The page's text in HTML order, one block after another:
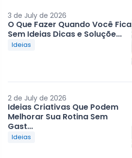
3 de July de 2026
O Que Fazer Quando Você Fica
Sem Ideias Dicas e Soluçõe...
Ideias
2 de July de 2026
Ideias Criativas Que Podem
Melhorar Sua Rotina Sem
Gast...
Ideias